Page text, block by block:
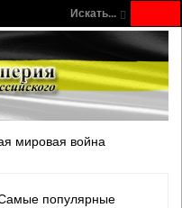
Искать...
мировая война
популярные